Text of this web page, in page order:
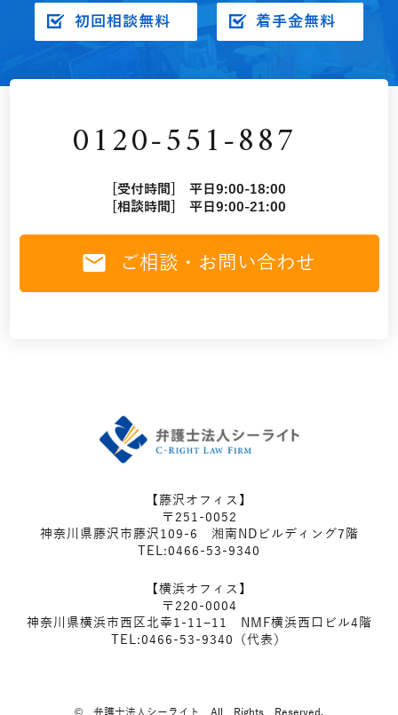
初回相談無料 着手金無料
0120-551-887
[受付時間] 平日9:00-18:00
[相談時間] 平日9:00-21:00
ご相談・お問い合わせ
【藤沢オフィス】
〒251-0052
神奈川県藤沢市藤沢109-6 湘南NDビルディング7階
TEL:0466-53-9340
【横浜オフィス】
〒220-0004
神奈川県横浜市西区北幸1-11−11 NMF横浜西口ビル4階
TEL:0466-53-9340（代表）
© 弁護士法人シーライト All Rights Reserved.